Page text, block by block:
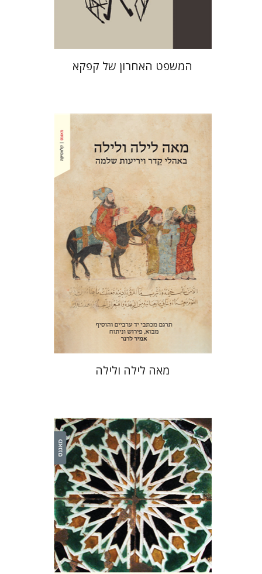
$42
$38
המשפט האחרון של קפקא‎
אמיר לרנר
אמיר לרנר
הנחת אתר ספר מודפס
$42
$38
מאה לילה ולילה
עומר מיכאליס